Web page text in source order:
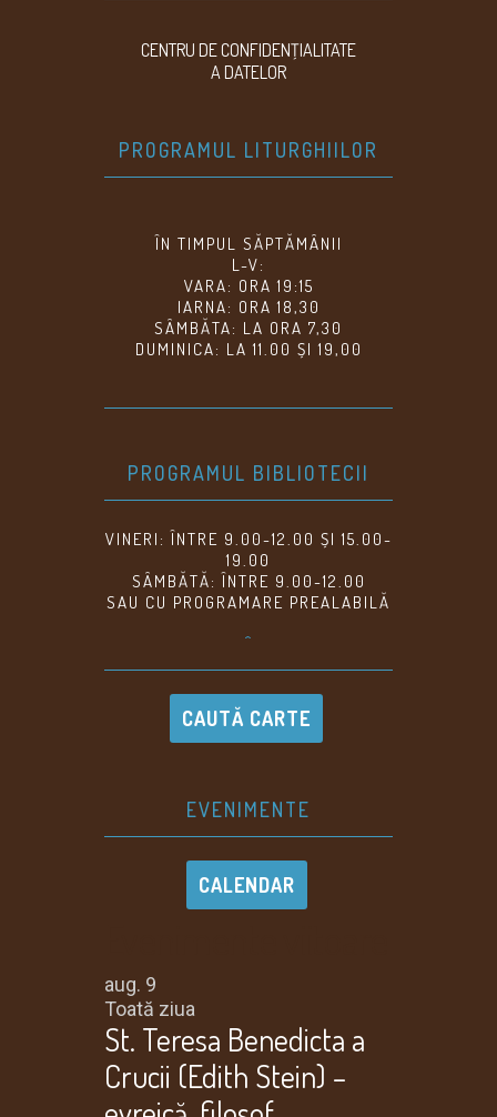
CENTRU DE CONFIDENŢIALITATE
A DATELOR
PROGRAMUL LITURGHIILOR
ÎN TIMPUL SĂPTĂMÂNII
L-V:
VARA: ORA 19:15
IARNA: ORA 18,30
SÂMBĂTA: LA ORA 7,30
DUMINICA: LA 11.00 ȘI 19,00
PROGRAMUL BIBLIOTECII
VINERI: ÎNTRE 9.00-12.00 ȘI 15.00-
19.00
SÂMBĂTĂ: ÎNTRE 9.00-12.00
SAU CU PROGRAMARE PREALABILĂ
^
CAUTĂ CARTE
EVENIMENTE
CALENDAR
aug. 9
Toată ziua
St. Teresa Benedicta a
Crucii (Edith Stein) –